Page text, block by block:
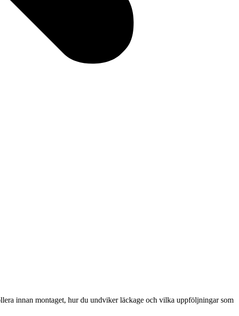
innan montaget, hur du undviker läckage och vilka uppföljningar som